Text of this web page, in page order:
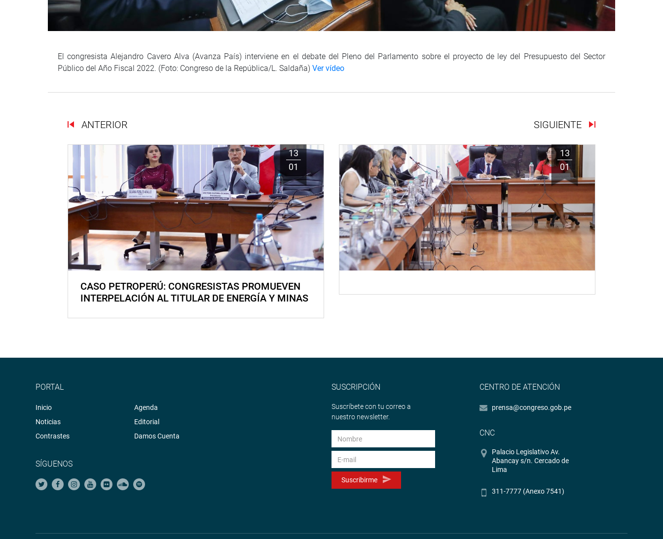
El congresista Alejandro Cavero Alva (Avanza País) interviene en el debate del Pleno del Parlamento sobre el proyecto de ley del Presupuesto del Sector
Público del Año Fiscal 2022. (Foto: Congreso de la República/L. Saldaña) Ver vídeo
ANTERIOR SIGUIENTE
13
01
CASO PETROPERÚ: CONGRESISTAS PROMUEVEN
INTERPELACIÓN AL TITULAR DE ENERGÍA Y MINAS
13
01
PORTAL
Inicio
Noticias
Contrastes
Agenda
Editorial
Damos Cuenta
SÍGUENOS
SUSCRIPCIÓN
Suscríbete con tu correo a
nuestro newsletter.
Suscribirme
CENTRO DE ATENCIÓN
prensa@congreso.gob.pe
CNC
Palacio Legislativo Av.
Abancay s/n. Cercado de
Lima
311-7777 (Anexo 7541)